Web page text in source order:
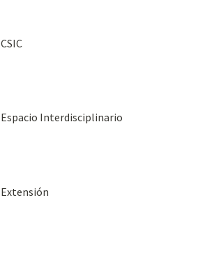
CSIC
Espacio Interdisciplinario
Extensión